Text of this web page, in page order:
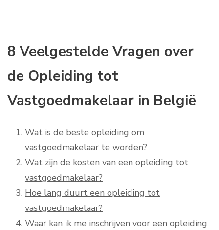
8 Veelgestelde Vragen over
de Opleiding tot
Vastgoedmakelaar in België
Wat is de beste opleiding om
vastgoedmakelaar te worden?
Wat zijn de kosten van een opleiding tot
vastgoedmakelaar?
Hoe lang duurt een opleiding tot
vastgoedmakelaar?
Waar kan ik me inschrijven voor een opleiding